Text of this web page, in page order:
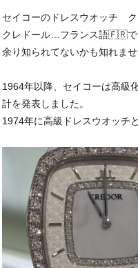
セイコーのドレスウオッチ ク
クレドール…フランス語🇫🇷で
余り知られてないかも知れませ
1964年以降、セイコーは高級
計を発表しました。
1974年に高級ドレスウオッチ